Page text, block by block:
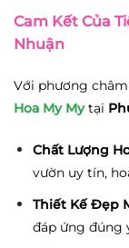
Cam Kết Của
Nhuận
Với phương châm
Hoa My My tại
Chất Lượng
vườn uy tín,
Thiết Kế Đẹp
đáp ứng đúng